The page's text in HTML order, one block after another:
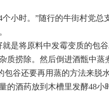
小时。”随行的牛街村党
是将原料中发霉变质的包
质捞除。然后倒进酒甑中
谷还要再用蒸的方法来脱水
的酒药放到木槽里发酵48